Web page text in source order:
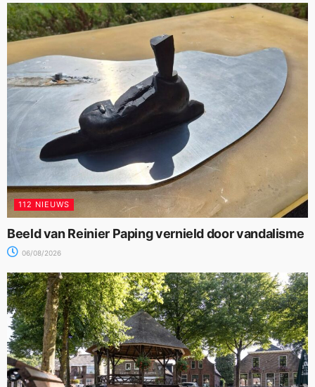
112 NIEUWS
Beeld van Reinier Paping vernield door vandalisme
06/08/2026